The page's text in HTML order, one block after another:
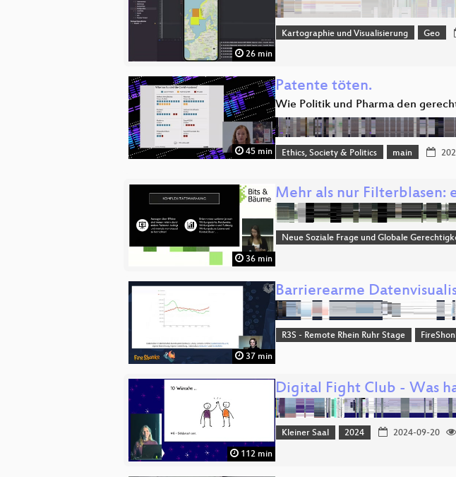
26 min
Kartographie und Visualisierung Geo
45 min
Patente töten.
Wie Politik und Pharma den
Ethics, Society & Politics main
36 min
Mehr als nur Filterblasen:
Neue Soziale Frage und Globale
37 min
Barrierearme
R3S - Remote Rhein Ruhr Stage
112 min
Digital Fight Club - Was
Kleiner Saal 2024 2024-09-20